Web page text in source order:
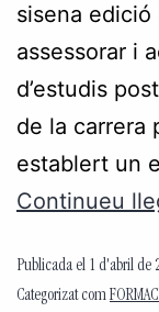
sisena edició
assessorar i
d’estudis
de la carrera
establert un
Continueu
Publicada el 1 d'abril de
Categorizat com